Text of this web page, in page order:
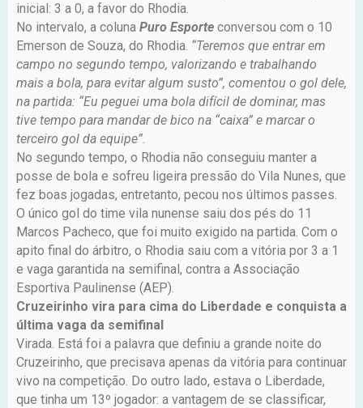
inicial: 3 a 0, a favor do Rhodia.
No intervalo, a coluna Puro Esporte conversou com o 10
Emerson de Souza, do Rhodia. “Teremos que entrar em
campo no segundo tempo, valorizando e trabalhando
mais a bola, para evitar algum susto”, comentou o gol dele,
na partida: “Eu peguei uma bola difícil de dominar, mas
tive tempo para mandar de bico na “caixa” e marcar o
terceiro gol da equipe”.
No segundo tempo, o Rhodia não conseguiu manter a
posse de bola e sofreu ligeira pressão do Vila Nunes, que
fez boas jogadas, entretanto, pecou nos últimos passes.
O único gol do time vila nunense saiu dos pés do 11
Marcos Pacheco, que foi muito exigido na partida. Com o
apito final do árbitro, o Rhodia saiu com a vitória por 3 a 1
e vaga garantida na semifinal, contra a Associação
Esportiva Paulinense (AEP).
Cruzeirinho vira para cima do Liberdade e conquista a
última vaga da semifinal
Virada. Está foi a palavra que definiu a grande noite do
Cruzeirinho, que precisava apenas da vitória para continuar
vivo na competição. Do outro lado, estava o Liberdade,
que tinha um 13º jogador: a vantagem de se classificar,